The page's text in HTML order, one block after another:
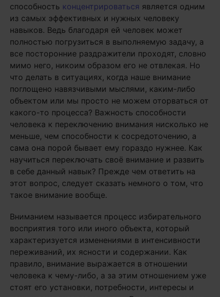
способность концентрироваться является одним
из самых эффективных и нужных человеку
навыков. Ведь благодаря ей человек может
полностью погрузиться в выполняемую задачу, а
все посторонние раздражители проходят, словно
мимо него, никоим образом его не отвлекая. Но
что делать в ситуациях, когда наше внимание
поглощено навязчивыми мыслями, каким-либо
объектом или мы просто не можем оторваться от
какого-то процесса? Важность способности
человека к переключению внимания нисколько не
меньше, чем способности к сосредоточению, а
сама она порой бывает ему гораздо нужнее. Как
научиться переключать своё внимание и развить
в себе данный навык? Прежде чем ответить на
этот вопрос, следует сказать немного о том, что
такое внимание вообще.
Вниманием называется процесс избирательного
восприятия того или иного объекта, который
характеризуется изменениями в интенсивности
переживаний, их ясности и содержании. Как
правило, внимание выражается в отношении
человека к чему-либо, а за этим отношением уже
стоят его установки, потребности, интересы и